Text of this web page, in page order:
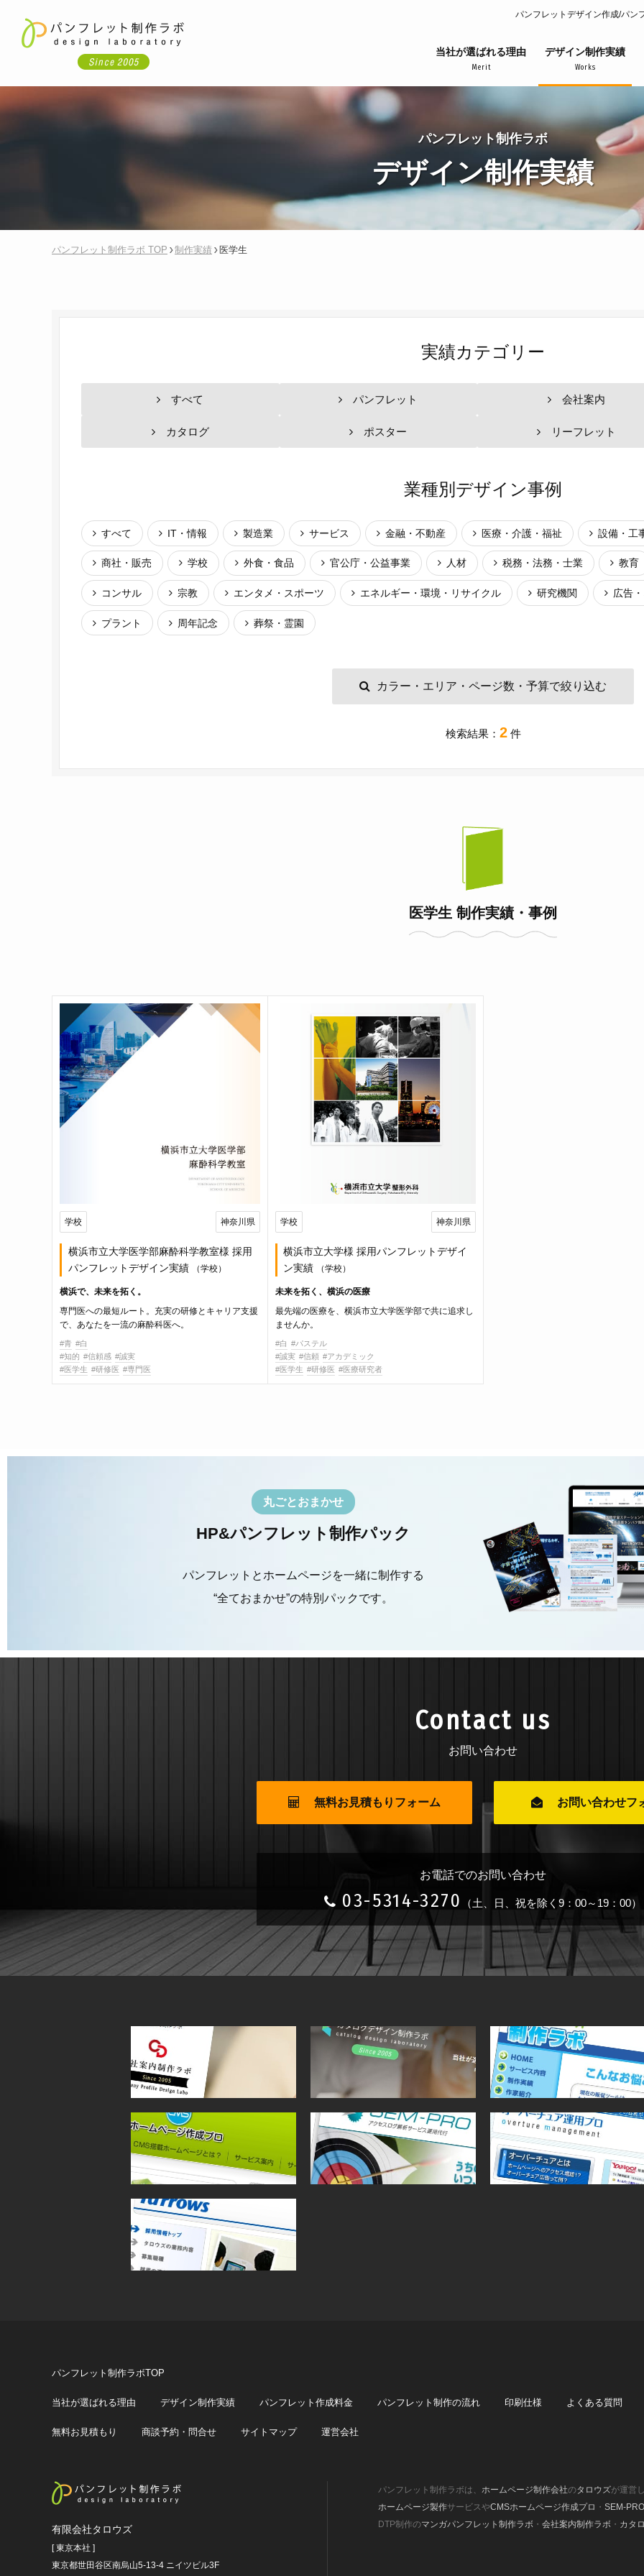
パンフレットデザイン作成/パン
当社が選ばれる理由
Merit
デザイン制作実績
Works
パンフレット制作ラボ
デザイン制作実績
パンフレット制作ラボ TOP 制作実績 医学生
実績カテゴリー
すべて パンフレット 会社案内
カタログ ポスター リーフレット
業種別デザイン事例
すべて IT・情報 製造業 サービス 金融・不動産 医療・介護・福祉 設備・工
商社・販売 学校 外食・食品 官公庁・公益事業 人材 税務・法務・士業 教育
コンサル 宗教 エンタメ・スポーツ エネルギー・環境・リサイクル 研究機関 広告
プラント 周年記念 葬祭・霊園
カラー・エリア・ページ数・予算で絞り込む
検索結果： 2件
医学生 制作実績・事例
学校 神奈川県
横浜市立大学医学部麻酔科学教室様 採用
パンフレットデザイン実績
（学校）
横浜で、未来を拓く。
専門医への最短ルート。充実の研修とキャリア支援
で、あなたを一流の麻酔科医へ。
#青 #白
#知的 #信頼感 #誠実
#医学生 #研修医 #専門医
学校 神奈川県
横浜市立大学様 採用パンフレットデザイ
ン実績
（学校）
未来を拓く、横浜の医療
最先端の医療を、横浜市立大学医学部で共に追求し
ませんか。
#白 #パステル
#誠実 #信頼 #アカデミック
#医学生 #研修医 #医療研究者
丸ごとおまかせ
HP&パンフレット制作パック
パンフレットとホームページを一緒に制作する
“全ておまかせ”の特別パックです。
Contact us
お問い合わせ
無料お見積もりフォーム お問い合わせフ
お電話でのお問い合わせ
03-5314-3270 （土、日、祝を除く9：00～19：00）
パンフレット制作ラボTOP
当社が選ばれる理由 デザイン制作実績 パンフレット作成料金 パンフレット制作の流れ 印刷仕様 よくある質問
無料お見積もり 商談予約・問合せ サイトマップ 運営会社
有限会社タロウズ
[ 東京本社 ]
東京都世田谷区南烏山5-13-4 ニイツビル3F
パンフレット制作ラボは、 ホームページ制作会社のタロウズが運営
ホームページ製作サービスやCMSホームページ作成プロ ・ SEM-PRO
DTP制作のマンガパンフレット制作ラボ ・ 会社案内制作ラボ ・ カタ